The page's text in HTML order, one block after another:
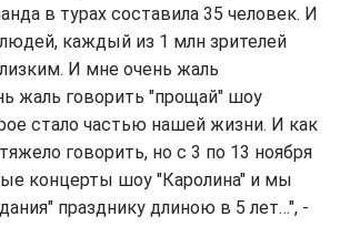
в турах составила 35 человек. И
каждый из 1 млн зрителей
И мне очень жаль
жаль говорить "прощай" шоу
стало частью нашей жизни. И как
говорить, но с 3 по 13 ноября
концерты шоу "Каролина" и мы
празднику длиною в 5 лет…", -